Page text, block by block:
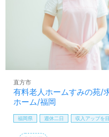
応援します！
全国の求人ご紹介！医療/
しは【ウィルオブ介護】＊
方も遠慮なく＊
LINE、メール、お電話な
相談可能です。転職相談、
料サービスをご利用いただ
あり！＞"転職支援"のプロ
せお待ちしております。
有料老人ホームすみの苑/
ホーム/福岡
直方市
福岡県 週休二日 収入アップを